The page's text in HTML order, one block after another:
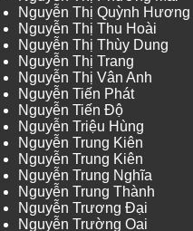
Nguyễn Thị Quỳnh Hương
Nguyễn Thị Thu Hoài
Nguyễn Thị Thùy Dung
Nguyễn Thị Trang
Nguyễn Thị Vân Anh
Nguyễn Tiến Phát
Nguyễn Tiến Độ
Nguyễn Triệu Hùng
Nguyễn Trung Kiên
Nguyễn Trung Kiên
Nguyễn Trung Nghĩa
Nguyễn Trung Thành
Nguyễn Trương Đại
Nguyễn Trường Oai